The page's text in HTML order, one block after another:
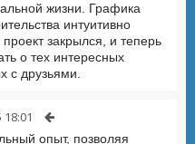
жизни. Графика
интуитивно
закрылся, и теперь
о тех интересных
с друзьями.
опыт, позволяя